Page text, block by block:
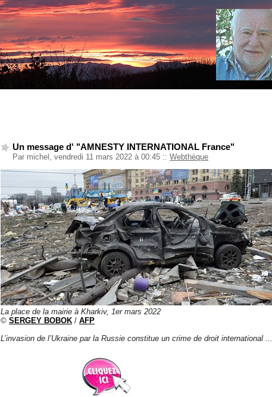
Un message d' "AMNESTY INTERNATIONAL France"
Par michel, vendredi 11 mars 2022 à 00:45 :: Webthèque
La place de la mairie à Kharkiv, 1er mars 2022
© SERGEY BOBOK / AFP
L’invasion de l’Ukraine par la Russie constitue un crime de droit international ...